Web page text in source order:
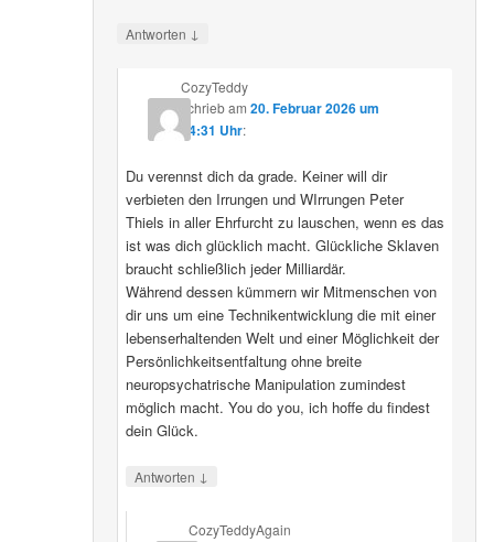
Antworten ↓
CozyTeddy
schriebam 20. Februar 2026 um
14:31 Uhr:
Du verennst dich da grade. Keiner will dir
verbieten den Irrungen und WIrrungen Peter
Thiels in aller Ehrfurcht zu lauschen, wenn es das
ist was dich glücklich macht. Glückliche Sklaven
braucht schließlich jeder Milliardär.
Während dessen kümmern wir Mitmenschen von
dir uns um eine Technikentwicklung die mit einer
lebenserhaltenden Welt und einer Möglichkeit der
Persönlichkeitsentfaltung ohne breite
neuropsychatrische Manipulation zumindest
möglich macht. You do you, ich hoffe du findest
dein Glück.
Antworten ↓
CozyTeddyAgain